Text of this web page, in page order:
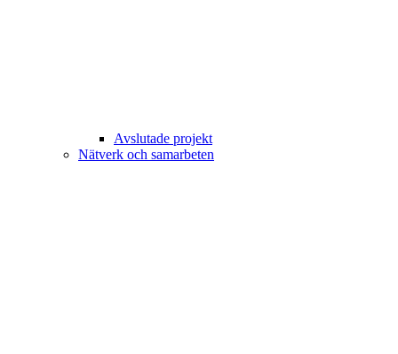
Avslutade projekt
Nätverk och samarbeten